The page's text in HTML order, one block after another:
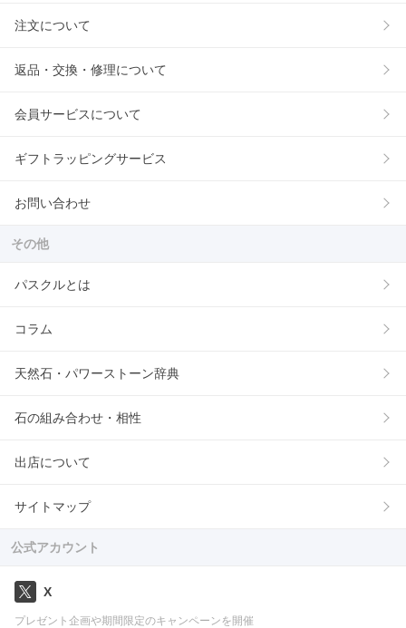
注文について
返品・交換・修理について
会員サービスについて
ギフトラッピングサービス
お問い合わせ
その他
パスクルとは
コラム
天然石・パワーストーン辞典
石の組み合わせ・相性
出店について
サイトマップ
公式アカウント
X
プレゼント企画や期間限定のキャンペーンを開催